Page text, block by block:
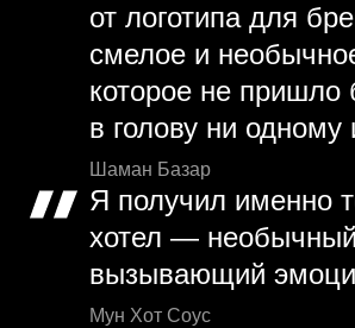
от логотипа для
смелое и
которое не пришло
в голову ни одному
Шаман Базар
Я получил именно
хотел —
вызывающий
Мун Хот Соус